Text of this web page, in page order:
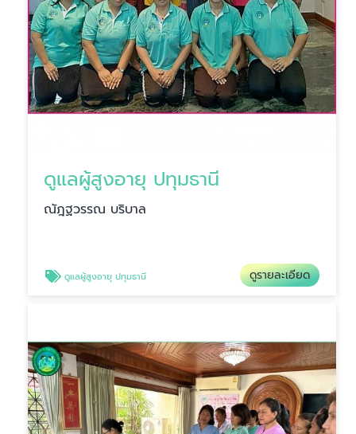
ดูแลผู้สูงอายุ ปทุมธานี
ณัฎฐวรรณ บริบาล
ดูแลผู้สูงอายุ ปทุมธานี ดูรายละเอียด